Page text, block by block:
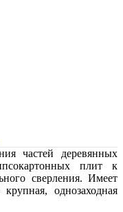
частей деревянных
плит к
сверления. Имеет
однозаходная